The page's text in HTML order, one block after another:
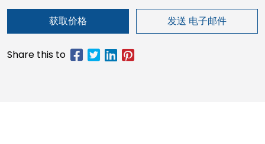
获取价格 发送 电子邮件